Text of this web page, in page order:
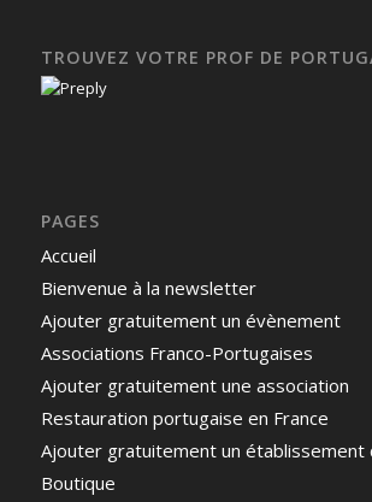
TROUVEZ VOTRE PROF DE
PAGES
Accueil
Bienvenue à la newsletter
Ajouter gratuitement un évènement
Associations Franco-Portugaises
Ajouter gratuitement une association
Restauration portugaise en France
Ajouter gratuitement un établissement
Boutique